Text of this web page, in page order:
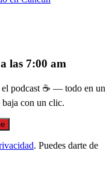
las 7:00 am
el podcast ☕ — todo en un
baja con un clic.
. Puedes darte de